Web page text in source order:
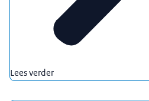
Lees verder